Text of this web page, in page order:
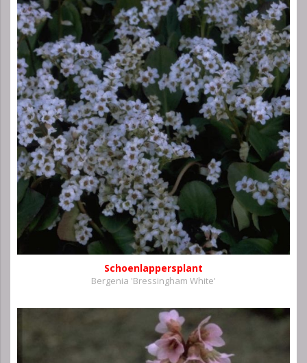
Schoenlappersplant
Bergenia 'Bressingham White'